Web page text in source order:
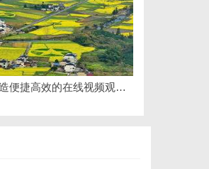
蚂蚁影视：打造便捷高效的在线视频观影新体验